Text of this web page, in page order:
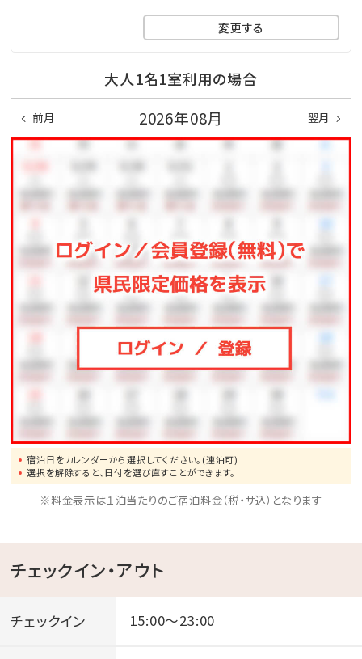
※特典は小学生以上に限ります。
■当館のココがおすすめ
□全室オーシャンビュー確約！
□沖縄と言えば海！ホテル目の前はプライベートビーチ
♪
□全室和洋室なので小さなお子様連れのファミリーに
もおすすめ
□全室バス・トイレ別！広々浴室で快適
□無料の展望大浴場
疲れた身体をのんびり休めることのできる広々空間。
ここからも美しい海を眺めることができます！
※ご利用時間…06：00～10：00／15：00～24：00
※温泉ではございません
沖縄屈指のリゾート地恩納村に泊まるならみゆきビー
チへGO!!
☆･*:.｡. .｡.:*･☆ﾟ･*:.｡. .｡.:*･☆ﾟ･*:.｡. .｡.:*･☆ﾟ･*:.｡.
.｡.:*･☆
変更する
大人1名1室利用の場合
前月 2026年08月 翌月
宿泊日をカレンダーから選択してください。(連泊可)
選択を解除すると、日付を選び直すことができます。
※料金表示は１泊当たりのご宿泊料金（税・サ込）となります
チェックイン・アウト
チェックイン 15:00～23:00